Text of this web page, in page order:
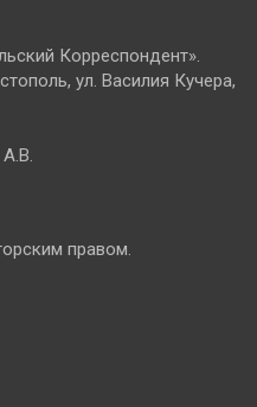
Корреспондент».
ул. Василия Кучера,
правом.